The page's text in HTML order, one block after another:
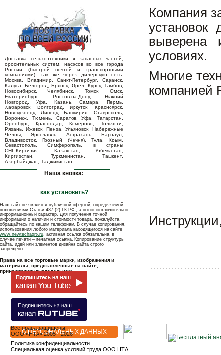
Доставка сельхозтехники и запасных частей,
оросительных систем, насосов во все города
России (быстрой почтой и транспортными
компаниями), так же через дилерскую сеть:
Москва, Владимир, Санкт-Петербург, Саранск,
Калуга, Белгород, Брянск, Орел, Курск, Тамбов,
Новосибирск, Челябинск, Томск, Омск,
Екатеринбург, Ростов-на-Дону, Нижний
Новгород, Уфа, Казань, Самара, Пермь,
Хабаровск, Волгоград, Иркутск, Красноярск,
Новокузнецк, Липецк, Башкирия, Ставрополь,
Воронеж, Тюмень, Саратов, Уфа, Татарстан,
Оренбург, Краснодар, Кемерово, Тольятти,
Рязань, Ижевск, Пенза, Ульяновск, Набережные
Челны, Ярославль, Астрахань, Барнаул,
Владивосток, Грозный (Чечня), Тула, Крым,
Севастополь, Симферополь, в страны
СНГ:Киргизия, Казахстан, Узбекистан,
Киргизстан, Туркменистан, Ташкент,
Азербайджан, Таджикистан.
Наша кнопка:
как установить?
Наш сайт не является публичной офертой, определяемой
положениями Статьи 437 (2) ГК РФ., а носит исключительно
информационный характер. Для получения точной
информации о наличии и стоимости товара, пожалуйста,
обращайтесь по нашим телефонам. В случае копирования,
использования любого материала находящегося на сайте
www.newtechagro.ru, активная ссылка обязательна, в
случае печати – печатная ссылка. Копирование структуры
сайта, идей или элементов дизайна сайта строго
запрещено.
Права на все торговые марки, изображения и
материалы, представленные на сайте,
принадлежат их владельцам.
Компания
установок
выверена
условиях.
Многие
компанией
О ПЕРСОНАЛЬНЫХ ДАННЫХ
Все права защищены
OOO «НТА» 2005 - 2026
Политика конфиденциальности
Специальная оценка условий труда ООО НТА